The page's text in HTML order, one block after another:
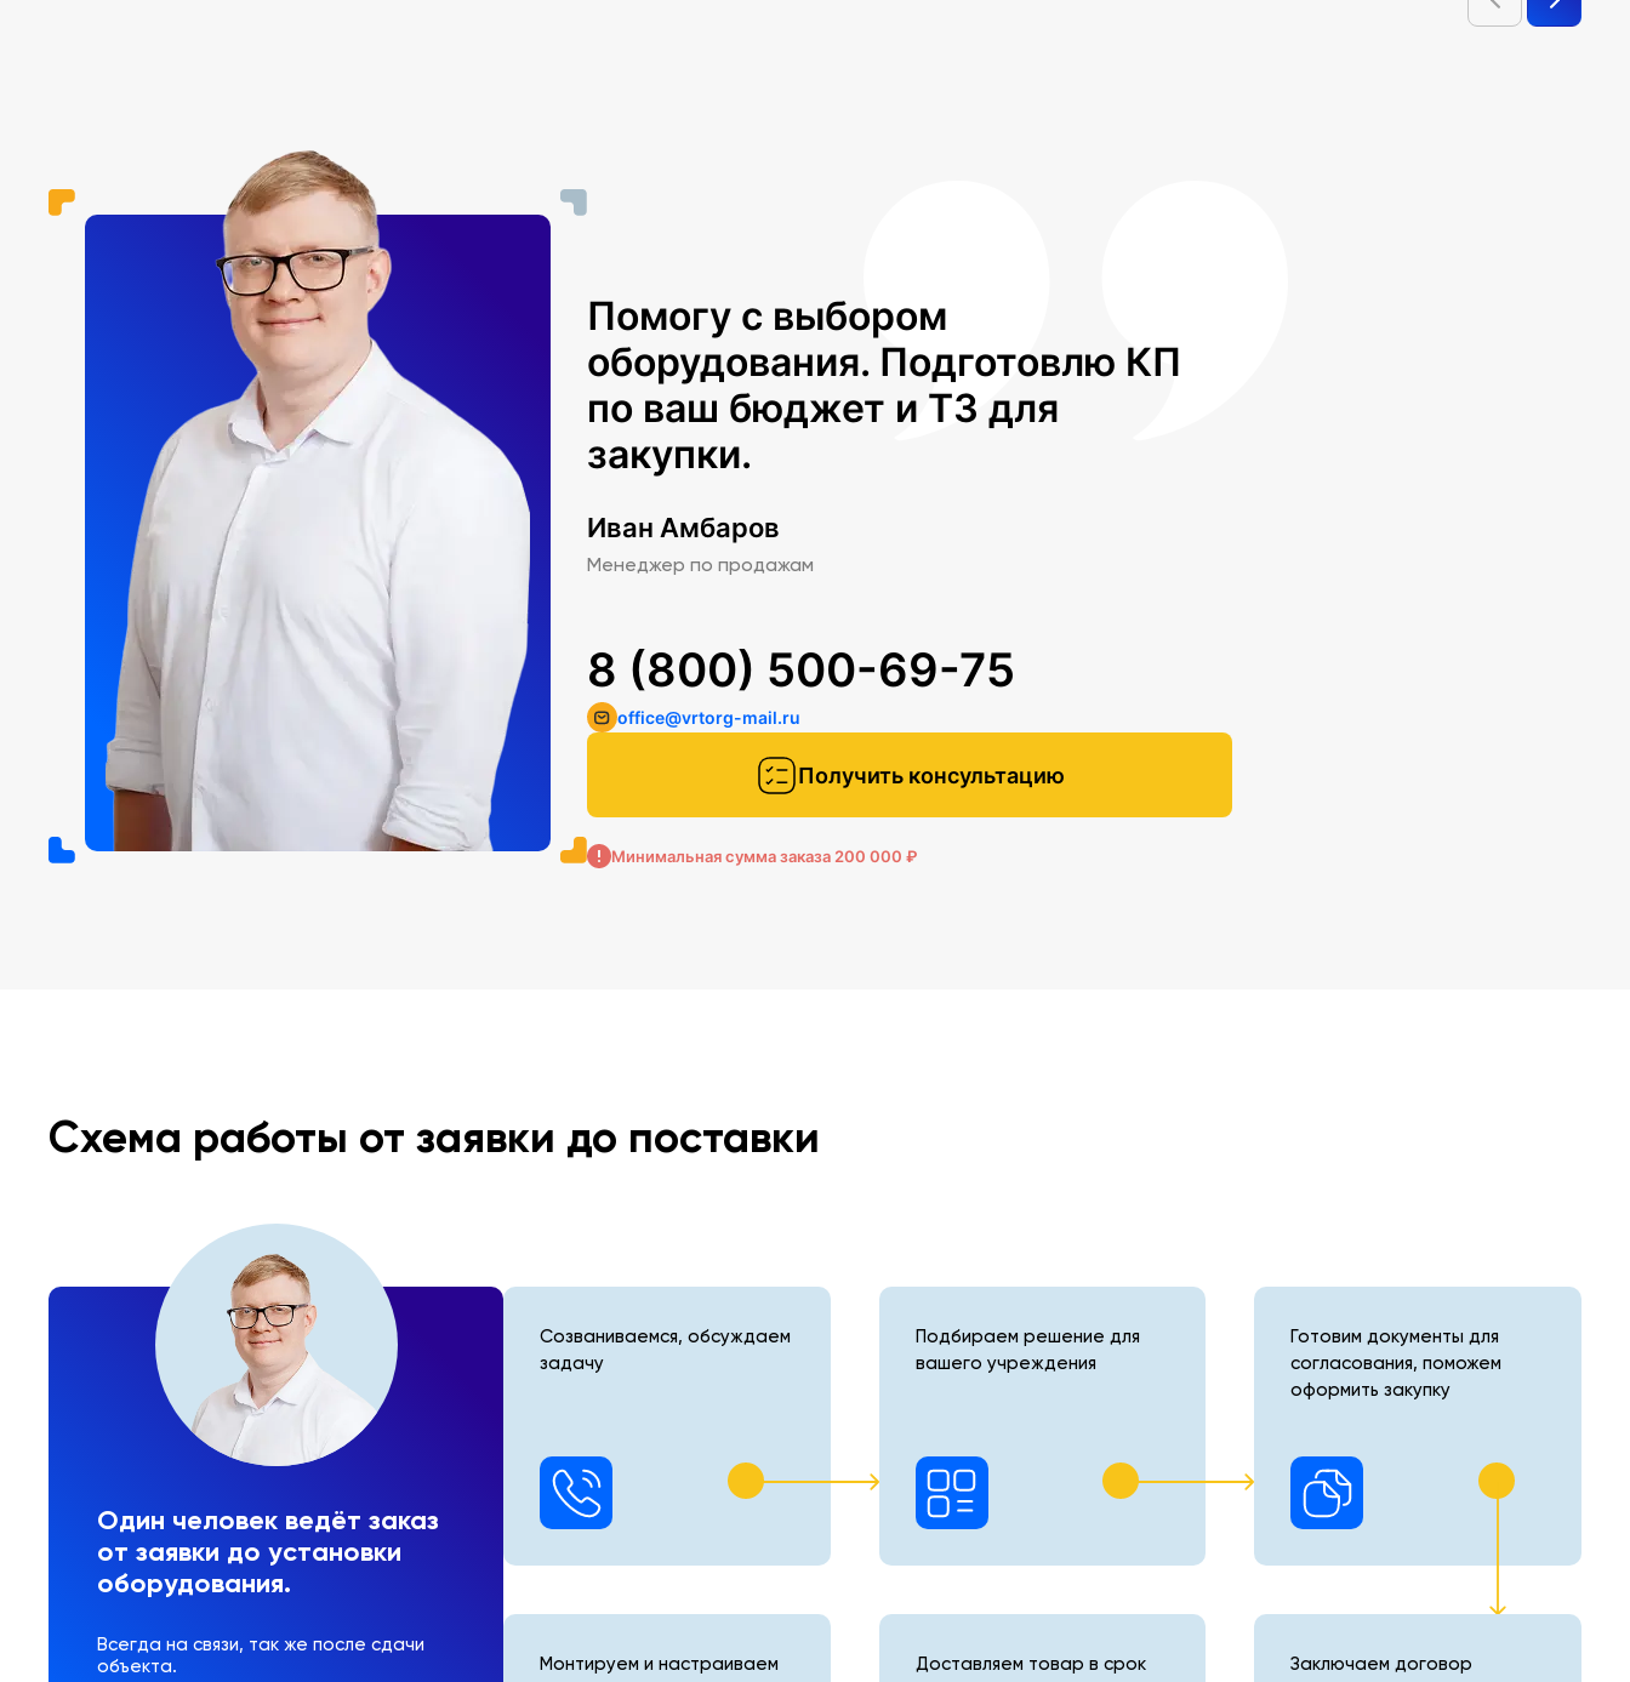
Помогу с выбором
оборудования. Подготовлю КП
по ваш бюджет и ТЗ для
закупки.
Иван Амбаров
Менеджер по продажам
Получить консультацию
8 (800) 500-69-75
office@vrtorg-mail.ru
Минимальная сумма заказа 200 000 ₽
Схема работы от заявки до поставки
Один человек ведёт заказ
от заявки до установки
оборудования.
Всегда на связи, так же после сдачи
объекта.
Созваниваемся, обсуждаем
задачу
Подбираем решение для
вашего учреждения
Готовим документы для
согласования, поможем
оформить закупку
Монтируем и настраиваем
Доставляем товар в срок Заключаем договор